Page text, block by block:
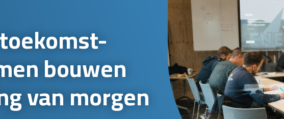
bouwen
van morgen